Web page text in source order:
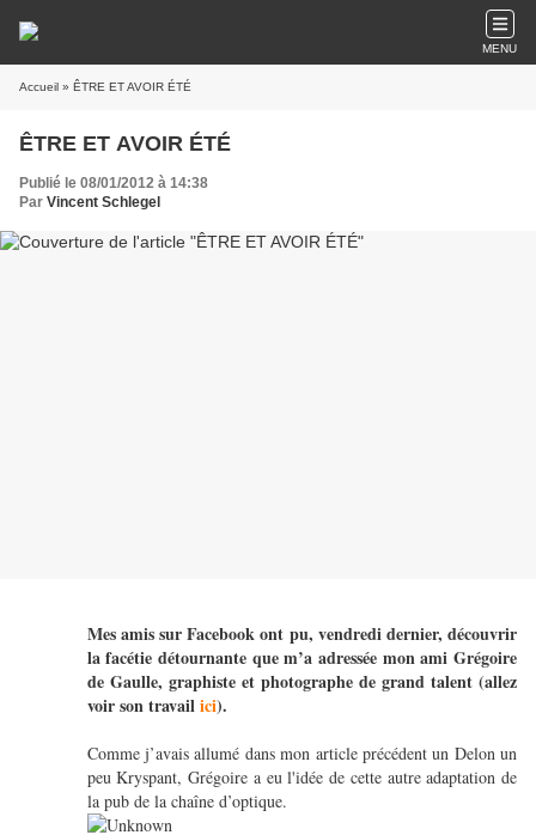
MENU
Accueil » ÊTRE ET AVOIR ÉTÉ
ÊTRE ET AVOIR ÉTÉ
Publié le 08/01/2012 à 14:38
Par Vincent Schlegel
Mes amis sur Facebook ont pu, vendredi dernier, découvrir
la facétie détournante que m’a adressée mon ami Grégoire
de Gaulle, graphiste et photographe de grand talent (allez
voir son travail ici).
Comme j’avais allumé dans mon article précédent un Delon un
peu Kryspant, Grégoire a eu l'idée de cette autre adaptation de
la pub de la chaîne d’optique.